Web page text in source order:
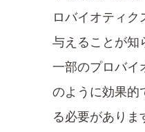
ロバイオティク
与えることが知
一部のプロバイ
のように効果的
る必要がありま